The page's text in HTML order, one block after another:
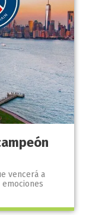
vencerá a